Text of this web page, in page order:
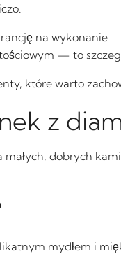
na wykonanie
— to
które warto
z
dobrych
mydłem i